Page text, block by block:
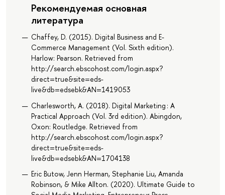
Рекомендуемая основная
литература
Chaffey, D. (2015). Digital Business and E-
Commerce Management (Vol. Sixth edition).
Harlow: Pearson. Retrieved from
http://search.ebscohost.com/login.aspx?
direct=true&site=eds-
live&db=edsebk&AN=1419053
Charlesworth, A. (2018). Digital Marketing : A
Practical Approach (Vol. 3rd edition). Abingdon,
Oxon: Routledge. Retrieved from
http://search.ebscohost.com/login.aspx?
direct=true&site=eds-
live&db=edsebk&AN=1704138
Eric Butow, Jenn Herman, Stephanie Liu, Amanda
Robinson, & Mike Allton. (2020). Ultimate Guide to